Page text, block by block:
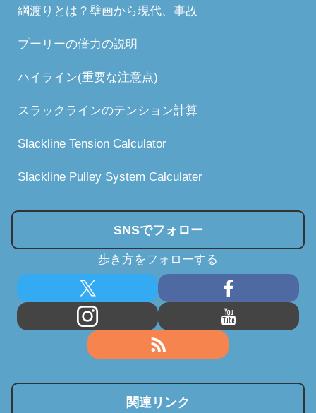
綱渡りとは？壁画から現代、事故
プーリーの倍力の説明
ハイライン(重要な注意点)
スラックラインのテンション計算
Slackline Tension Calculator
Slackline Pulley System Calculater
SNSでフォロー
歩き方をフォローする
関連リンク